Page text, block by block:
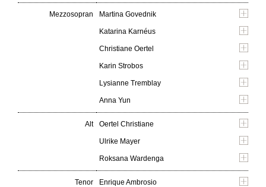
Mezzosopran Martina Govednik
Katarina Karnéus
Christiane Oertel
Karin Strobos
Lysianne Tremblay
Anna Yun
Alt Oertel Christiane
Ulrike Mayer
Roksana Wardenga
Tenor Enrique Ambrosio